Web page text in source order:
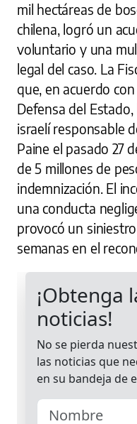
mil hectáreas de
chilena, logró un
voluntario y una
legal del caso. La
que, en acuerdo
Defensa del
israelí responsable
Paine el pasado 27
de 5 millones de
indemnización. El
una conducta
provocó un
semanas en el